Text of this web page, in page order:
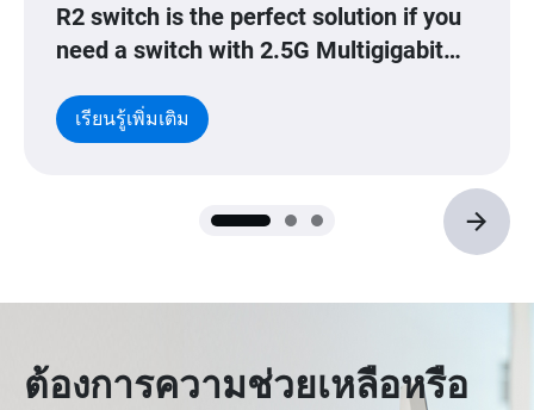
R2 switch is the perfect solution if you
need a switch with 2.5G Multigigabit
your home or office. It is also extremely
compact and completely silent, as it
เรียนรู้เพิ่มเติม
ต้องการความช่วยเหลือหรือ